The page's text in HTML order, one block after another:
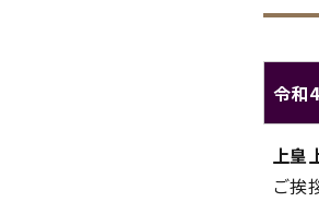
令和
対象
上皇
ご挨